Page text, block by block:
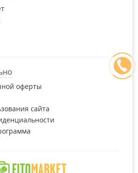
оферты
сайта